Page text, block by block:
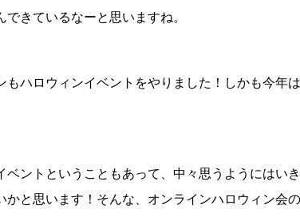
できているなーと思いますね。
もハロウィンイベントをやりました！しかも今年
ベントということもあって、中々思うようにはい
かと思います！そんな、オンラインハロウィン会
« 7月